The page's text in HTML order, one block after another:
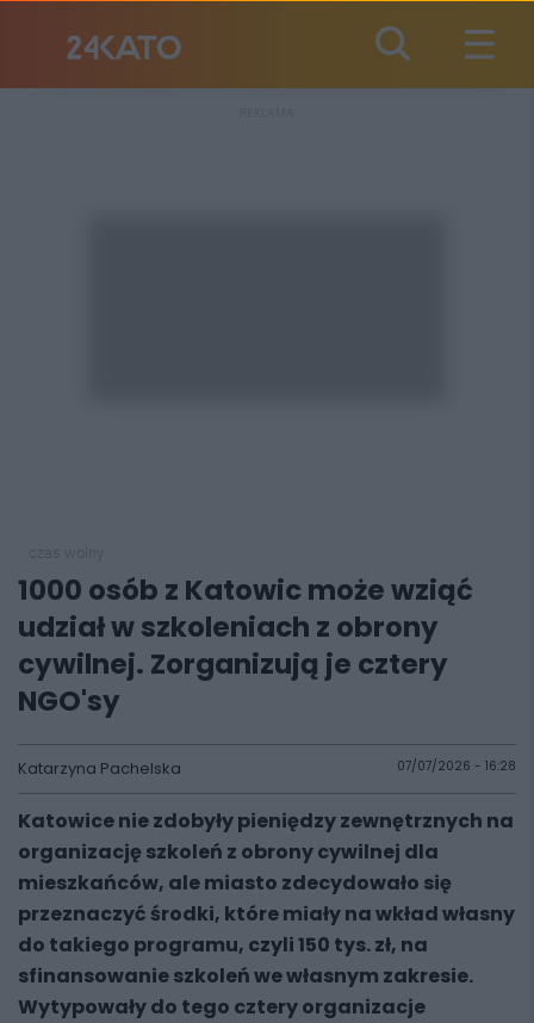
1000 osób z Katowic może wziąć
udział w szkoleniach z obrony
cywilnej. Zorganizują je cztery
NGO'sy
Katarzyna Pachelska 07/07/2026 - 16:28
Katowice nie zdobyły pieniędzy zewnętrznych na
organizację szkoleń z obrony cywilnej dla
mieszkańców, ale miasto zdecydowało się
przeznaczyć środki, które miały na wkład własny
do takiego programu, czyli 150 tys. zł, na
sfinansowanie szkoleń we własnym zakresie.
Wytypowały do tego cztery organizacje